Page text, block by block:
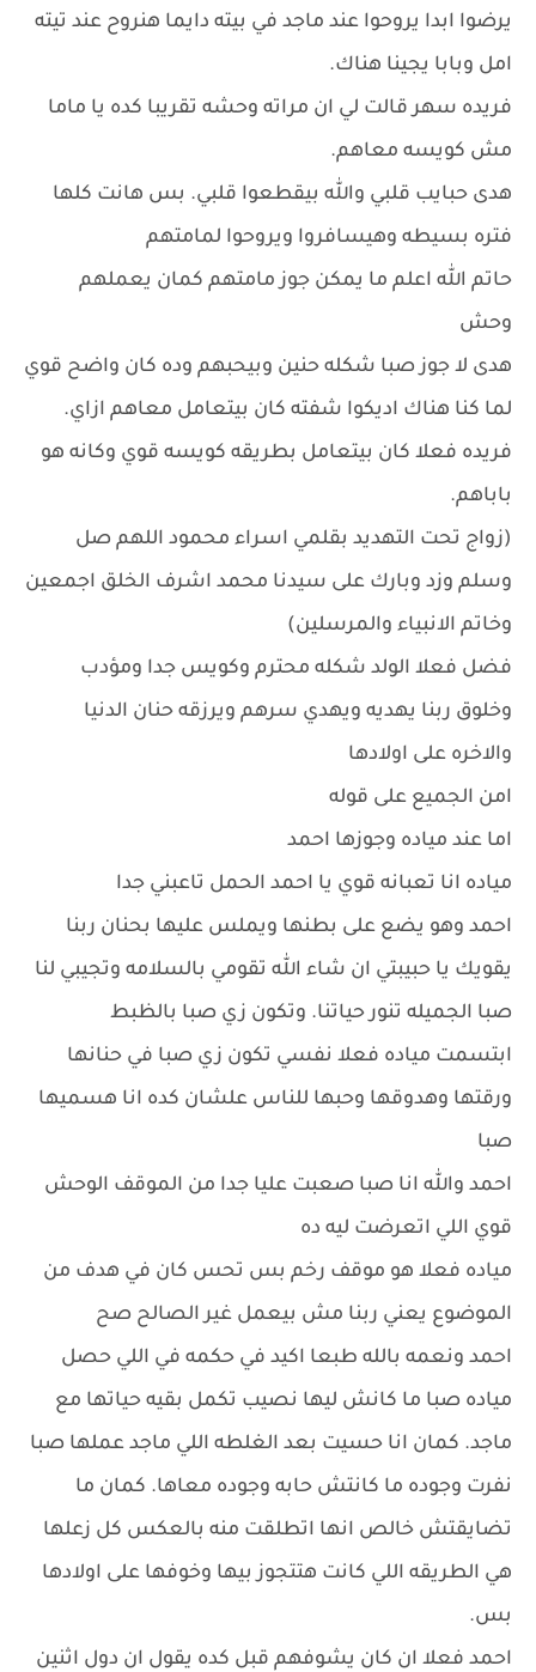
يرضوا ابدا يروحوا عند ماجد في بيته دايما هنروح عند تيته
امل وبابا يجينا هناك.
فريده سهر قالت لي ان مراته وحشه تقريبا كده يا ماما
مش كويسه معاهم.
هدى حبايب قلبي والله بيقطعوا قلبي. بس هانت كلها
فتره بسيطه وهيسافروا ويروحوا لمامتهم
حاتم الله اعلم ما يمكن جوز مامتهم كمان يعملهم
وحش
هدى لا جوز صبا شكله حنين وبيحبهم وده كان واضح قوي
لما كنا هناك اديكوا شفته كان بيتعامل معاهم ازاي.
فريده فعلا كان بيتعامل بطريقه كويسه قوي وكانه هو
باباهم.
(زواج تحت التهديد بقلمي اسراء محمود اللهم صل
وسلم وزد وبارك على سيدنا محمد اشرف الخلق اجمعين
وخاتم الانبياء والمرسلين)
فضل فعلا الولد شكله محترم وكويس جدا ومؤدب
وخلوق ربنا يهديه ويهدي سرهم ويرزقه حنان الدنيا
والاخره على اولادها
امن الجميع على قوله
اما عند مياده وجوزها احمد
مياده انا تعبانه قوي يا احمد الحمل تاعبني جدا
احمد وهو يضع على بطنها ويملس عليها بحنان ربنا
يقويك يا حبيبتي ان شاء الله تقومي بالسلامه وتجيبي لنا
صبا الجميله تنور حياتنا. وتكون زي صبا بالظبط
ابتسمت مياده فعلا نفسي تكون زي صبا في حنانها
ورقتها وهدوقها وحبها للناس علشان كده انا هسميها
صبا
احمد والله انا صبا صعبت عليا جدا من الموقف الوحش
قوي اللي اتعرضت ليه ده
مياده فعلا هو موقف رخم بس تحس كان في هدف من
الموضوع يعني ربنا مش بيعمل غير الصالح صح
احمد ونعمه بالله طبعا اكيد في حكمه في اللي حصل
مياده صبا ما كانش ليها نصيب تكمل بقيه حياتها مع
ماجد. كمان انا حسيت بعد الغلطه اللي ماجد عملها صبا
نفرت وجوده ما كانتش حابه وجوده معاها. كمان ما
تضايقتش خالص انها اتطلقت منه بالعكس كل زعلها
هي الطريقه اللي كانت هتتجوز بيها وخوفها على اولادها
بس.
احمد فعلا ان كان يشوفهم قبل كده يقول ان دول اثنين